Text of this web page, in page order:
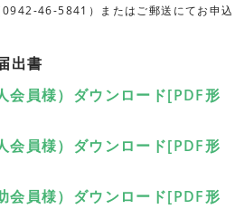
0942-46-5841）またはご郵送にてお申込
出書
会員様）ダウンロード[PDF形
会員様）ダウンロード[PDF形
会員様）ダウンロード[PDF形